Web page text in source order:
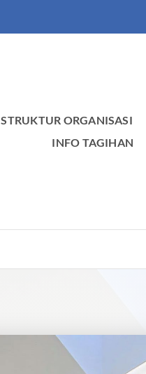
STRUKTUR ORGANISASI
INFO TAGIHAN